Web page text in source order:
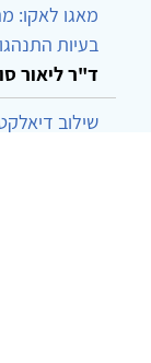
מאגו לאקו:
בעיות
ד"ר ליאור
שילוב